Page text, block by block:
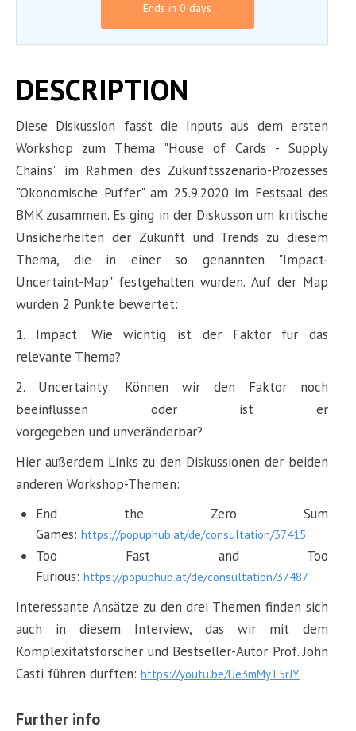
Ends in 0 days
DESCRIPTION
Diese Diskussion fasst die Inputs aus dem ersten
Workshop zum Thema "House of Cards - Supply
Chains" im Rahmen des Zukunftsszenario-Prozesses
"Ökonomische Puffer" am 25.9.2020 im Festsaal des
BMK zusammen. Es ging in der Diskusson um kritische
Unsicherheiten der Zukunft und Trends zu diesem
Thema, die in einer so genannten "Impact-
Uncertaint-Map" festgehalten wurden. Auf der Map
wurden 2 Punkte bewertet:
1. Impact: Wie wichtig ist der Faktor für das
relevante Thema?
2. Uncertainty: Können wir den Faktor noch
beeinflussen oder ist er
vorgegeben und unveränderbar?
Hier außerdem Links zu den Diskussionen der beiden
anderen Workshop-Themen:
End the Zero Sum
Games: https://popuphub.at/de/consultation/37415
Too Fast and Too
Furious: https://popuphub.at/de/consultation/37487
Interessante Ansätze zu den drei Themen finden sich
auch in diesem Interview, das wir mit dem
Komplexitätsforscher und Bestseller-Autor Prof. John
Casti führen durften: https://youtu.be/Ue3mMyT5rJY
Further info